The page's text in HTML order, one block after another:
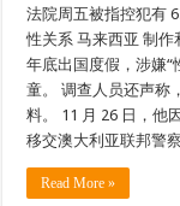
法院周五被指控犯有
性关系 马来西亚 制
年底出国度假，涉嫌“
童。 调查人员还声称
料。 11 月 26 日，他
移交澳大利亚联邦警
Read More »